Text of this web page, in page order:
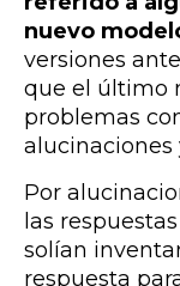
nuevo
versiones
que el último
problemas
alucinaciones
Por
las
solían
respuesta